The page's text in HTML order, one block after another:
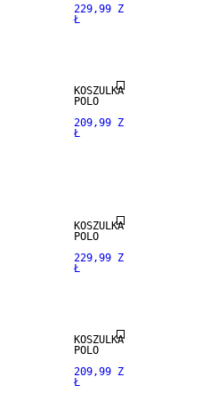
229,99 Z
Ł
KOSZULKA
POLO
209,99 Z
Ł
KOSZULKA
POLO
229,99 Z
Ł
KOSZULKA
POLO
209,99 Z
Ł
NEW